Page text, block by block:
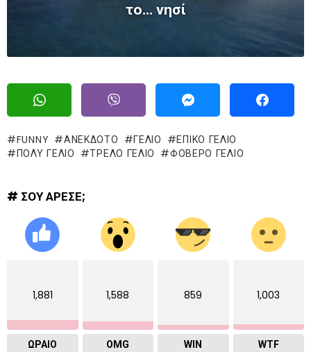
το… νησί
FUNNY ΑΝΕΚΔΟΤΟ ΓΈΛΙΟ
ΕΠΙΚΌ ΓΈΛΙΟ
ΠΟΛΥ ΓΕΛΙΟ
ΤΡΕΛΌ ΓΈΛΙΟ ΦΟΒΕΡΟ ΓΕΛΙΟ
# ΣΟΥ ΑΡΕΣΕ;
1,881
ΩΡΑΙΟ
1,588
OMG
859
WIN
1,003
WTF